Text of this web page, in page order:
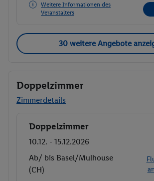
Weitere Informationen des
Veranstalters
30 weitere Angebote
Doppelzimmer
Zimmerdetails
Buchen
Doppelzimmer
10.12. - 15.12.2026
Ab/ bis Basel/Mulhouse
(CH)